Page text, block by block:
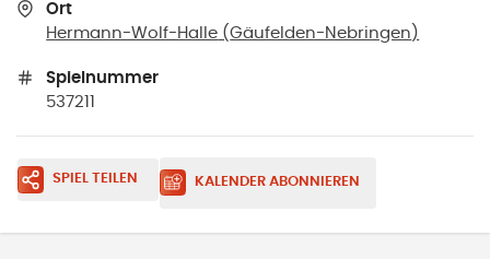
Ort
Hermann-Wolf-Halle (Gäufelden-Nebringen )
Spielnummer
537211
SPIEL TEILEN KALENDER ABONNIEREN